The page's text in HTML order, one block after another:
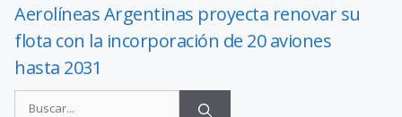
Aerolíneas Argentinas proyecta renovar su
flota con la incorporación de 20 aviones
hasta 2031